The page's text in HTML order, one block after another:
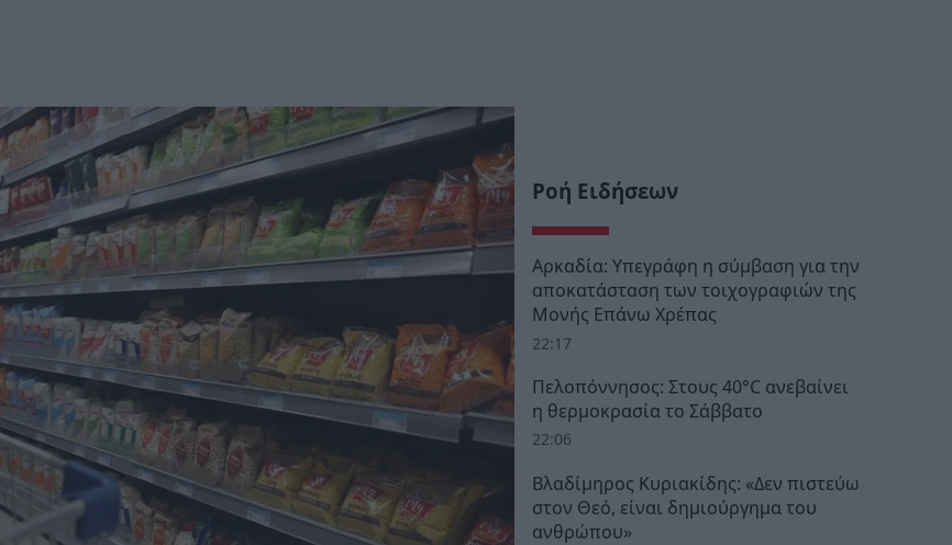
Ροή Ειδήσεων
Αρκαδία: Υπεγράφη η σύμβαση για την
αποκατάσταση των τοιχογραφιών της
Μονής Επάνω Χρέπας
22:17
Πελοπόννησος: Στους 40°C ανεβαίνει
η θερμοκρασία το Σάββατο
22:06
Βλαδίμηρος Κυριακίδης: «Δεν πιστεύω
στον Θεό, είναι δημιούργημα του
ανθρώπου»